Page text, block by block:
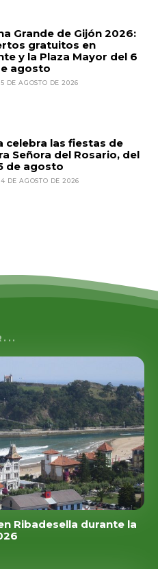
Grande de Gijón 2026:
gratuitos en
y la Plaza Mayor del 6
agosto
5 DE AGOSTO DE 2026
celebra las fiestas de
Señora del Rosario, del
de agosto
4 DE AGOSTO DE 2026
Ribadesella durante la